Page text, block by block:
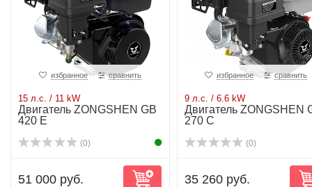
избранное сравнить
15 л.с. / 11 kW
Двигатель ZONGSHEN GB
420 E
(0)
51 000 руб.
избранное сравнить
9 л.с. / 6.6 kW
Двигатель ZONGSHEN
270 C
(0)
35 260 руб.